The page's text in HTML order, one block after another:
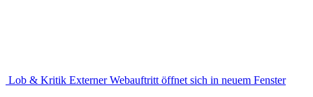
Lob & Kritik Externer Webauftritt öffnet sich in neuem Fenster